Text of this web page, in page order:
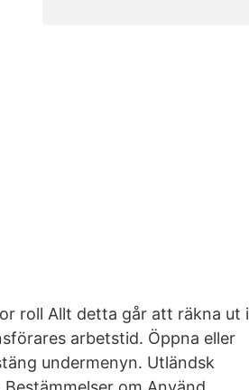
roll Allt detta går att räkna ut i
arbetstid. Öppna eller
undermenyn. Utländsk